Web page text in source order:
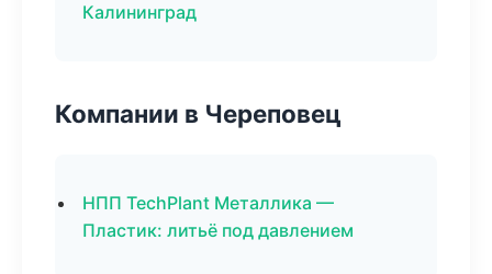
Калининград
Компании в Череповец
НПП TechPlant Металлика —
Пластик: литьё под давлением